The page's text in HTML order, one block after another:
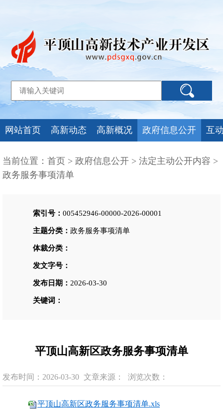
网站首页 高新动态 高新概况 政府信息公开 互
当前位置： 首页 > 政府信息公开 > 法定主动公开内容 >
政务服务事项清单
索引号： 005452946-00000-2026-00001
主题分类： 政务服务事项清单
体裁分类：
发文字号：
发布日期： 2026-03-30
关键词：
平顶山高新区政务服务事项清单
发布时间：2026-03-30 文章来源： 浏览次数：
平顶山高新区政务服务事项清单.xls